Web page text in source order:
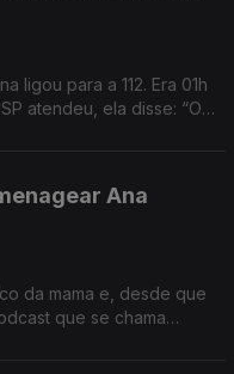
para a 112. Era 01h
atendeu, ela disse: “Olá
Ana
da mama e, desde que
que se chama